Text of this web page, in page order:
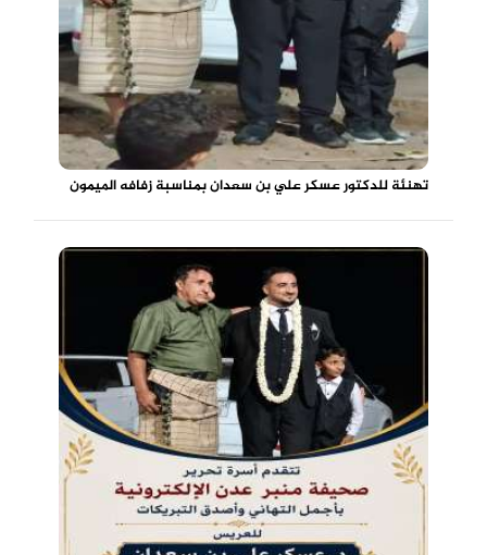
تهنئة للدكتور عسكر علي بن سعدان بمناسبة زفافه الميمون